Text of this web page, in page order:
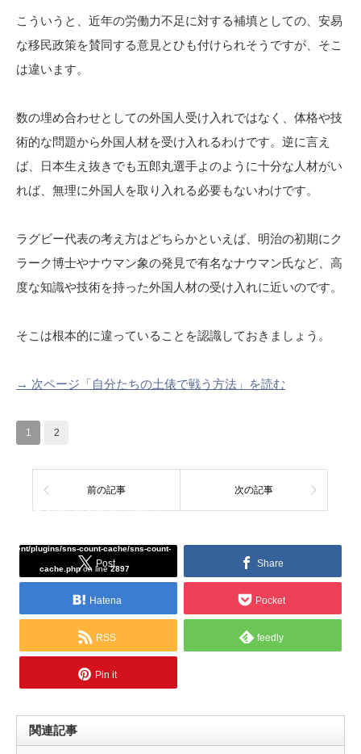
こういうと、近年の労働力不足に対する補填としての、安易
な移民政策を賛同する意見とひも付けられそうですが、そこ
は違います。
数の埋め合わせとしての外国人受け入れではなく、体格や技
術的な問題から外国人材を受け入れるわけです。逆に言え
ば、日本生え抜きでも五郎丸選手よのように十分な人材がい
れば、無理に外国人を取り入れる必要もないわけです。
ラグビー代表の考え方はどちらかといえば、明治の初期にク
ラーク博士やナウマン象の発見で有名なナウマン氏など、高
度な知識や技術を持った外国人材の受け入れに近いのです。
そこは根本的に違っていることを認識しておきましょう。
→ 次ページ「自分たちの土俵で戦う方法」を読む
1 2
前の記事 次の記事
Post
plugins/sns-count-cache/sns-count-
cache.phpon line2897 Share
Hatena Pocket
RSS feedly
Pin it
関連記事